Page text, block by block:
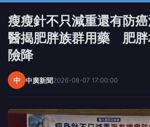
瘦瘦針不只減重還有防
醫揭肥胖族群用藥 肥胖
險降
中 中廣新聞2026-08-07 17:00:00